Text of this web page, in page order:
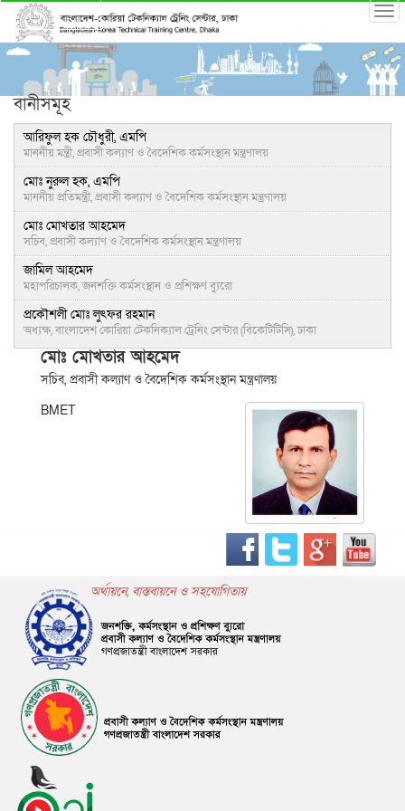
বানীসমূহ
আরিফুল হক চৌধুরী, এমপি
মাননীয় মন্ত্রী, প্রবাসী কল্যাণ ও বৈদেশিক কর্মসংস্থান মন্ত্রণালয়
মোঃ নুরুল হক, এমপি
মাননীয় প্রতিমন্ত্রী, প্রবাসী কল্যাণ ও বৈদেশিক কর্মসংস্থান মন্ত্রণালয়
মোঃ মোখতার আহমেদ
সচিব, প্রবাসী কল্যাণ ও বৈদেশিক কর্মসংস্থান মন্ত্রণালয়
জামিল আহমেদ
মহাপরিচালক, জনশক্তি কর্মসংস্থান ও প্রশিক্ষণ ব্যুরো
প্রকৌশলী মোঃ লুৎফর রহমান
অধ্যক্ষ, বাংলাদেশ কোরিয়া টেকনিক্যাল ট্রেনিং সেন্টার (বিকেটিটিসি), ঢাকা
মোঃ মোখতার আহমেদ
সচিব, প্রবাসী কল্যাণ ও বৈদেশিক কর্মসংস্থান মন্ত্রণালয়
BMET
অর্থায়নে, বাস্তবায়নে ও সহযোগিতায়